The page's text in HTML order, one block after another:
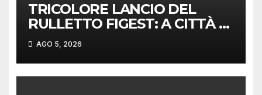
TRICOLORE LANCIO DEL
RULLETTO FIGEST: A CITTÀ DI
CASTELLO VINCONO
MARCHIGIANI ED UMBRI
AGO 5, 2026